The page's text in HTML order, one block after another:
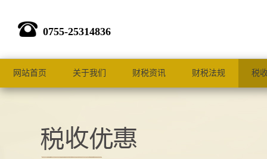
0755-25314836
网站首页 关于我们 财税资讯 财税法规 税